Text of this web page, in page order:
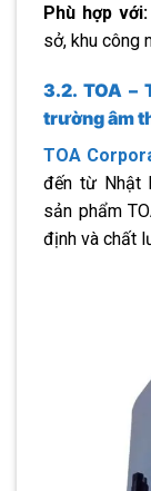
Phù hợp với:
sở, khu công
3.2. TOA –
trường âm
TOA
đến từ Nhật
sản phẩm
định và chất